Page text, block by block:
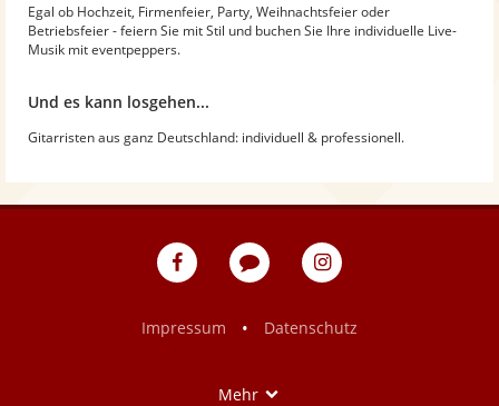
Egal ob Hochzeit, Firmenfeier, Party, Weihnachtsfeier oder
Betriebsfeier - feiern Sie mit Stil und buchen Sie Ihre individuelle Live-
Musik mit eventpeppers.
Und es kann losgehen...
Gitarristen aus ganz Deutschland: individuell & professionell.
eventpeppers
Blog
eventpeppers
Impressum
• Datenschutz
Mehr